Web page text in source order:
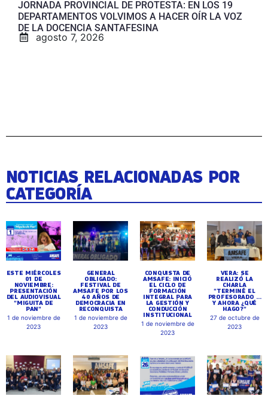
JORNADA PROVINCIAL DE PROTESTA: EN LOS 19
DEPARTAMENTOS VOLVIMOS A HACER OÍR LA VOZ
DE LA DOCENCIA SANTAFESINA
agosto 7, 2026
NOTICIAS RELACIONADAS POR
CATEGORÍA
ESTE MIÉRCOLES
01 DE
NOVIEMBRE:
PRESENTACIÓN
DEL AUDIOVISUAL
"MIGUITA DE
PAN"
1 de noviembre de
2023
GENERAL
OBLIGADO:
FESTIVAL DE
AMSAFE POR LOS
40 AÑOS DE
DEMOCRACIA EN
RECONQUISTA
1 de noviembre de
2023
CONQUISTA DE
AMSAFE: INICIÓ
EL CICLO DE
FORMACIÓN
INTEGRAL PARA
LA GESTIÓN Y
CONDUCCIÓN
INSTITUCIONAL
1 de noviembre de
2023
VERA: SE
REALIZÓ LA
CHARLA
"TERMINÉ EL
PROFESORADO ...
Y AHORA ¿QUÉ
HAGO?"
27 de octubre de
2023